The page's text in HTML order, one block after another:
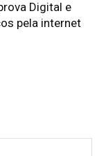
Digital e
pela internet